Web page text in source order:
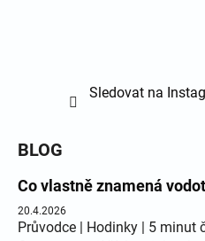
Sledovat na
BLOG
Co vlastně znamená
20.4.2026
Průvodce | Hodinky | 5 minut